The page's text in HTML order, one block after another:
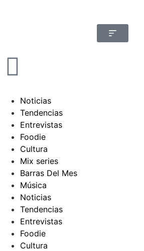
Noticias
Tendencias
Entrevistas
Foodie
Cultura
Mix series
Barras Del Mes
Música
Noticias
Tendencias
Entrevistas
Foodie
Cultura